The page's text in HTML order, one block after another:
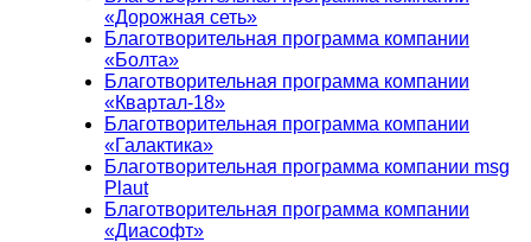
«Дорожная сеть»
Благотворительная программа компании
«Болта»
Благотворительная программа компании
«Квартал-18»
Благотворительная программа компании
«Галактика»
Благотворительная программа компании msg
Plaut
Благотворительная программа компании
«Диасофт»